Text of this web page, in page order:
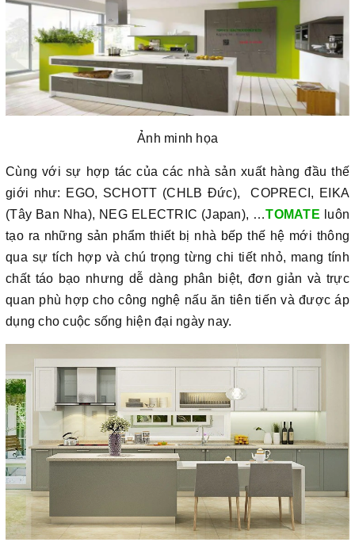
Ảnh minh họa
Cùng với sự hợp tác của các nhà sản xuất hàng đầu thế
giới như: EGO, SCHOTT (CHLB Đức), COPRECI, EIKA
(Tây Ban Nha), NEG ELECTRIC (Japan), …TOMATE luôn
tạo ra những sản phẩm thiết bị nhà bếp thế hệ mới thông
qua sự tích hợp và chú trọng từng chi tiết nhỏ, mang tính
chất táo bạo nhưng dễ dàng phân biệt, đơn giản và trực
quan phù hợp cho công nghệ nấu ăn tiên tiến và được áp
dụng cho cuộc sống hiện đại ngày nay.